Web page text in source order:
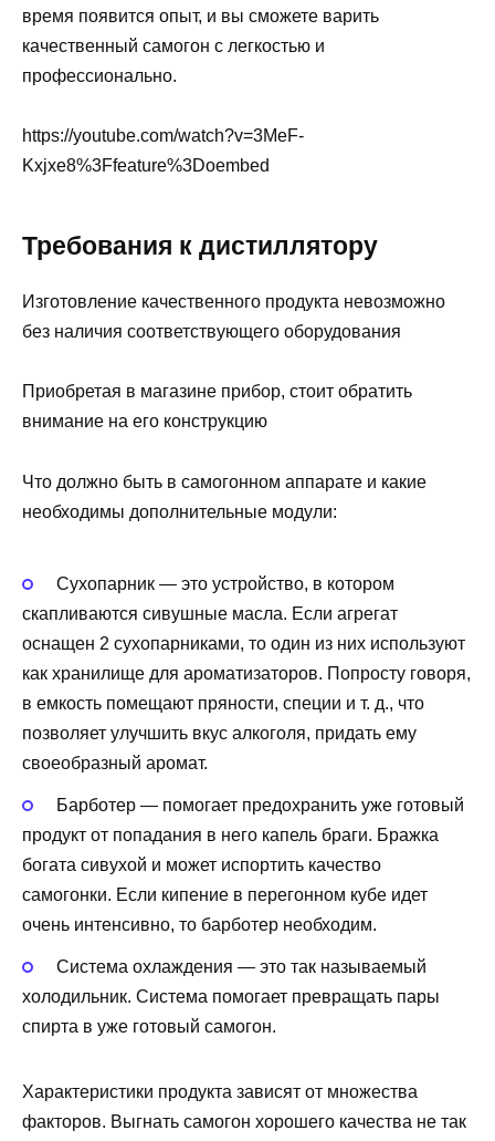
время появится опыт, и вы сможете варить
качественный самогон с легкостью и
профессионально.
https://youtube.com/watch?v=3MeF-
Kxjxe8%3Ffeature%3Doembed
Требования к дистиллятору
Изготовление качественного продукта невозможно
без наличия соответствующего оборудования
Приобретая в магазине прибор, стоит обратить
внимание на его конструкцию
Что должно быть в самогонном аппарате и какие
необходимы дополнительные модули:
Сухопарник — это устройство, в котором
скапливаются сивушные масла. Если агрегат
оснащен 2 сухопарниками, то один из них используют
как хранилище для ароматизаторов. Попросту говоря,
в емкость помещают пряности, специи и т. д., что
позволяет улучшить вкус алкоголя, придать ему
своеобразный аромат.
Барботер — помогает предохранить уже готовый
продукт от попадания в него капель браги. Бражка
богата сивухой и может испортить качество
самогонки. Если кипение в перегонном кубе идет
очень интенсивно, то барботер необходим.
Система охлаждения — это так называемый
холодильник. Система помогает превращать пары
спирта в уже готовый самогон.
Характеристики продукта зависят от множества
факторов. Выгнать самогон хорошего качества не так